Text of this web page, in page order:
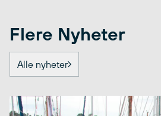
Flere Nyheter
Alle nyheter